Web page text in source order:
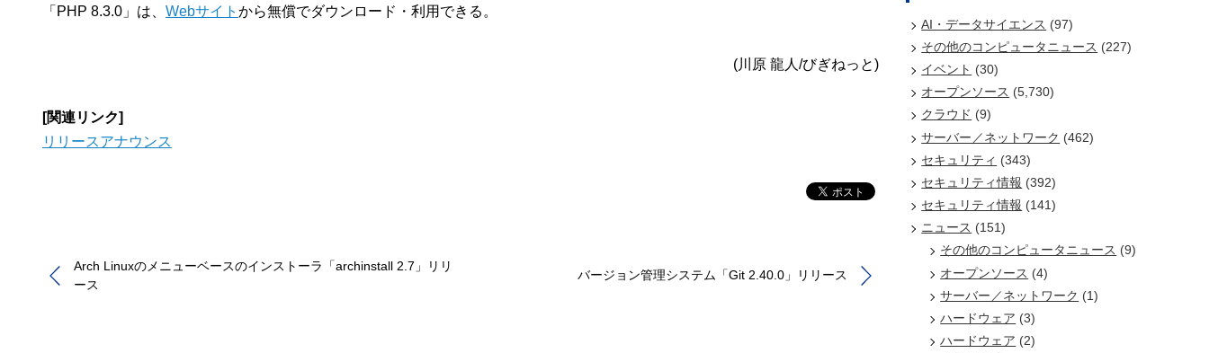
「PHP 8.3.0」は、 Webサイト から無償でダウンロード・利用できる。
(川原 龍人/びぎねっと)
[関連リンク]
リリースアナウンス
Arch Linuxのメニューベースのインストーラ「archinstall 2.7」リリ
ース
バージョン管理システム「Git 2.40.0」リリース
AI・データサイエンス (97)
その他のコンピュータニュース (227)
イベント (30)
オープンソース (5,730)
クラウド (9)
サーバー／ネットワーク (462)
セキュリティ (343)
セキュリティ情報 (392)
セキュリティ情報 (141)
ニュース (151)
その他のコンピュータニュース (9)
オープンソース (4)
サーバー／ネットワーク (1)
ハードウェア (3)
ハードウェア (2)